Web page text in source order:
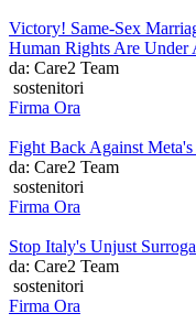
Victory! Same-Sex
Human Rights Are Under
da: Care2 Team
sostenitori
Firma Ora
Fight Back Against
da: Care2 Team
sostenitori
Firma Ora
Stop Italy's Unjust
da: Care2 Team
sostenitori
Firma Ora